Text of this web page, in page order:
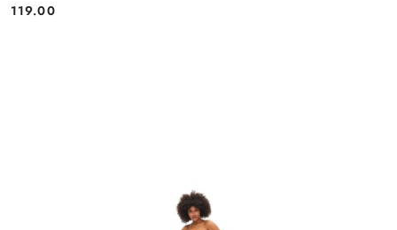
Cena:
119.00